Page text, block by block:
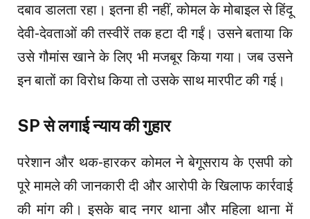
दबाव डालता रहा। इतना ही नहीं, कोमल के मोबाइल से हिंदू
देवी-देवताओं की तस्वीरें तक हटा दी गईं। उसने बताया कि
उसे गौमांस खाने के लिए भी मजबूर किया गया। जब उसने
इन बातों का विरोध किया तो उसके साथ मारपीट की गई।
SP से लगाई न्याय की गुहार
परेशान और थक-हारकर कोमल ने बेगूसराय के एसपी को
पूरे मामले की जानकारी दी और आरोपी के खिलाफ कार्रवाई
की मांग की। इसके बाद नगर थाना और महिला थाना में